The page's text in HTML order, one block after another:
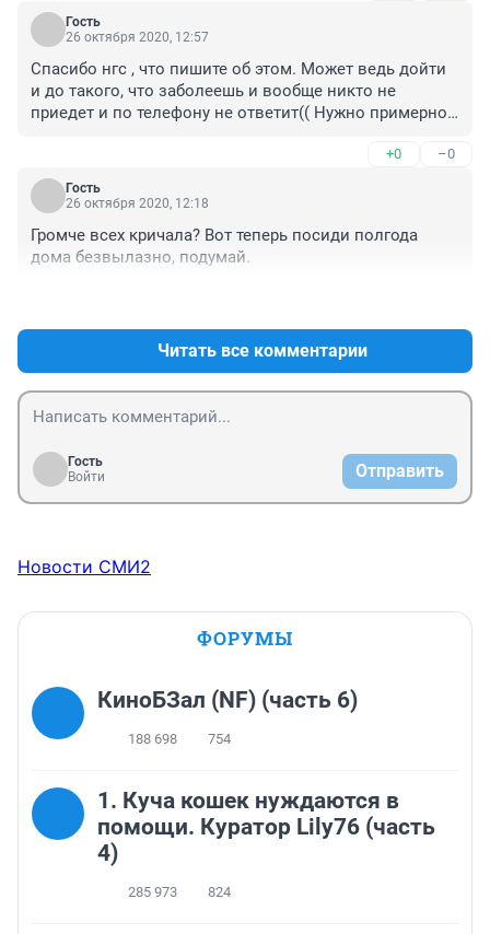
Гость
26 октября 2020, 12:57
Спасибо нгс , что пишите об этом. Может ведь дойти
и до такого, что заболеешь и вообще никто не
приедет и по телефону не ответит(( Нужно примерно
+0 –0
Гость
26 октября 2020, 12:18
Громче всех кричала? Вот теперь посиди полгода
дома безвылазно, подумай.
Читать все комментарии
Гость
Войти
Отправить
Новости СМИ2
ФОРУМЫ
КиноБЗал (NF) (часть 6)
188 698 754
1. Куча кошек нуждаются в
помощи. Куратор Lily76 (часть
4)
285 973 824